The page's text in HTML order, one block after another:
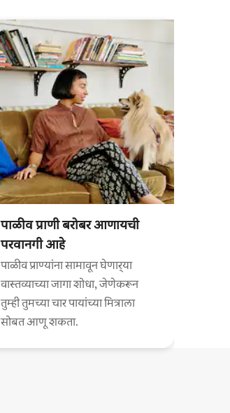
पाळीव प्राणी बरोबर आणायची
परवानगी आहे
पाळीव प्राण्यांना सामावून घेणार्‍या
वास्तव्याच्या जागा शोधा, जेणेकरून
तुम्ही तुमच्या चार पायांच्या मित्राला
सोबत आणू शकता.